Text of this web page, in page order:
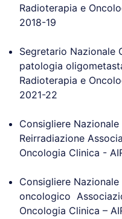
Radioterapia e
2018-19
Segretario Nazionale
patologia
Radioterapia e
2021-22
Consigliere
Reirradiazione
Oncologia Clinica -
Consigliere
oncologico
Oncologia Clinica –